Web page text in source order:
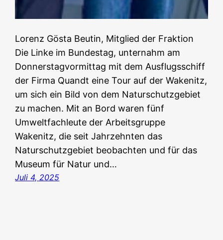
Lorenz Gösta Beutin, Mitglied der Fraktion
Die Linke im Bundestag, unternahm am
Donnerstagvormittag mit dem Ausflugsschiff
der Firma Quandt eine Tour auf der Wakenitz,
um sich ein Bild von dem Naturschutzgebiet
zu machen. Mit an Bord waren fünf
Umweltfachleute der Arbeitsgruppe
Wakenitz, die seit Jahrzehnten das
Naturschutzgebiet beobachten und für das
Museum für Natur und…
Juli 4, 2025